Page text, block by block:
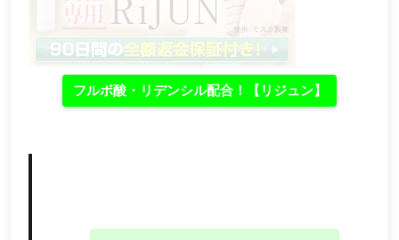
フルボ酸・リデンシル配合！【リジュン】